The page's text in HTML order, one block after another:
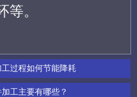
。
过程如何节能降耗
工主要有哪些？